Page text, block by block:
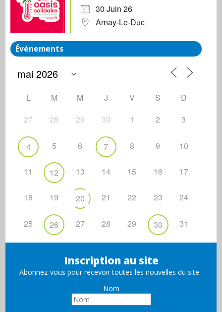
30 Juin 26
Arnay-Le-Duc
Événements
L M M J V S
D
27
28 29 30 1 2 3
4 5 6 7 8 9 10
11 12 13 14 15 16 17
18 19 20 21 22 23 24
25 26 27 28 29 30 31
Inscription au site
Abonnez-vous pour recevoir toutes les nouvelles du site
Nom